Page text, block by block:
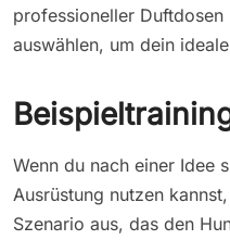
professioneller
auswählen, um dein
Wenn du nach einer Idee
Ausrüstung nutzen
Szenario aus, das den